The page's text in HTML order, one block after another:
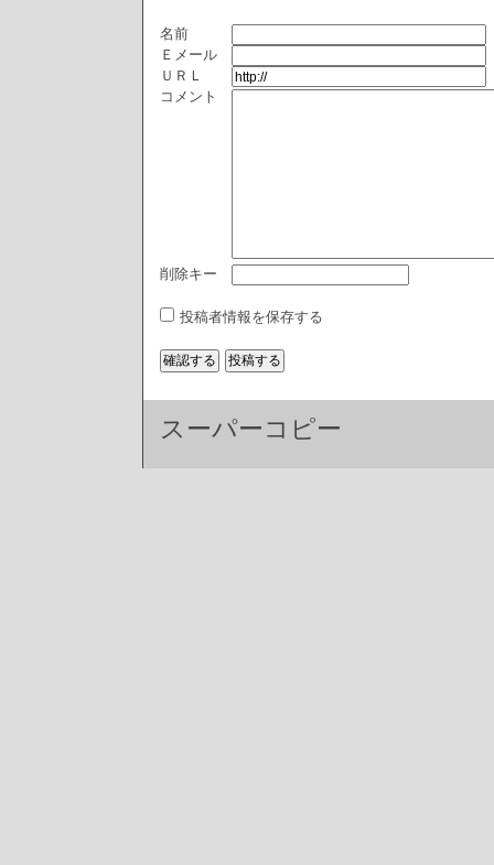
名前
Ｅメール
ＵＲＬ
コメント
削除キー
投稿者情報を保存する
スーパーコピー